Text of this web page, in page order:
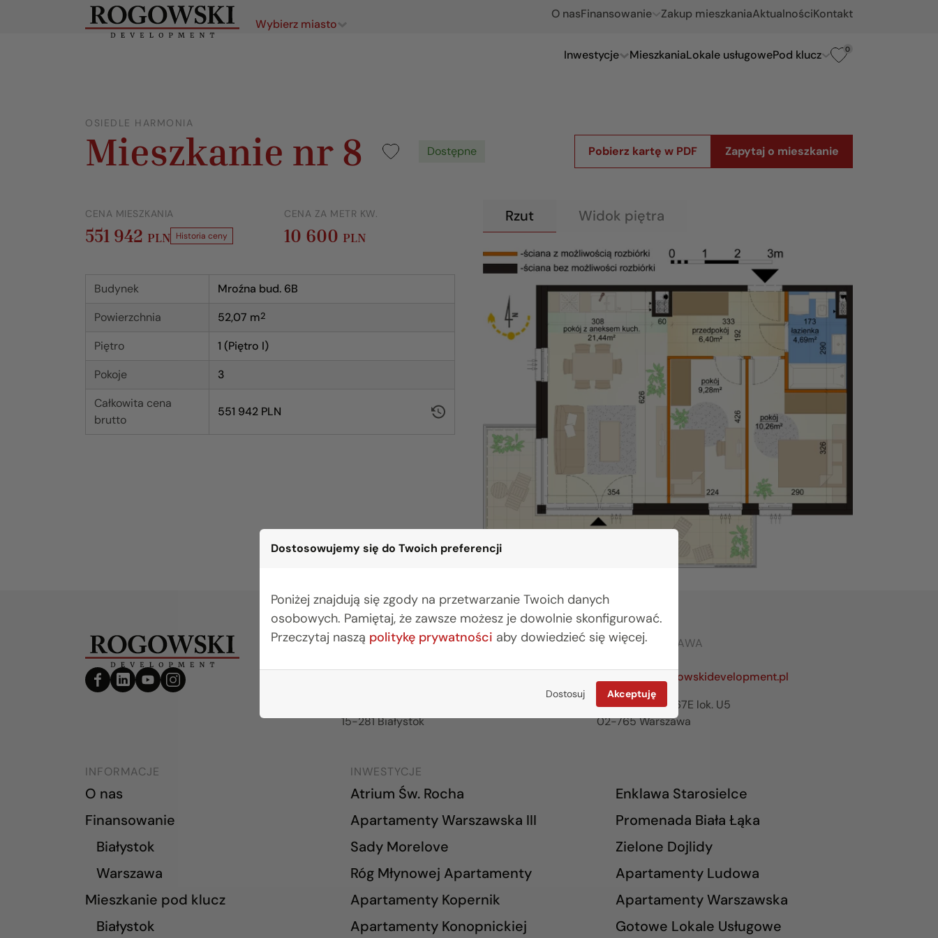
Dostosowujemy się do Twoich preferencji
Poniżej znajdują się zgody na przetwarzanie Twoich danych
osobowych. Pamiętaj, że zawsze możesz je dowolnie skonfigurować.
Przeczytaj naszą politykę prywatności aby dowiedzieć się więcej.
Dostosuj Akceptuję
O nasFinansowanie Zakup mieszkaniaAktualnościKontakt
Wybierz miasto
Inwestycje MieszkaniaLokale usługowePod klucz 0
OSIEDLE HARMONIA
Mieszkanie nr 8 Dostępne Pobierz kartę w PDF Zapytaj o mieszkanie
CENA MIESZKANIA
551 942 PLN Historia ceny
CENA ZA METR KW.
10 600 PLN
Budynek
Mroźna bud. 6B
Powierzchnia
52,07 m2
Piętro
1 (Piętro I)
Pokoje
3
Całkowita cena
brutto
551 942 PLN
Rzut Widok piętra
BIURO BIAŁYSTOK
15-281 Białystok
BIURO WARSZAWA
warszawa@rogowskidevelopment.pl
al. Wilanowska 67E lok. U5
02-765 Warszawa
INFORMACJE
O nas
Finansowanie
Białystok
Warszawa
Mieszkanie pod klucz
Białystok
INWESTYCJE
Atrium Św. Rocha
Apartamenty Warszawska III
Sady Morelove
Róg Młynowej Apartamenty
Apartamenty Kopernik
Apartamenty Konopnickiej
Enklawa Starosielce
Promenada Biała Łąka
Zielone Dojlidy
Apartamenty Ludowa
Apartamenty Warszawska
Gotowe Lokale Usługowe